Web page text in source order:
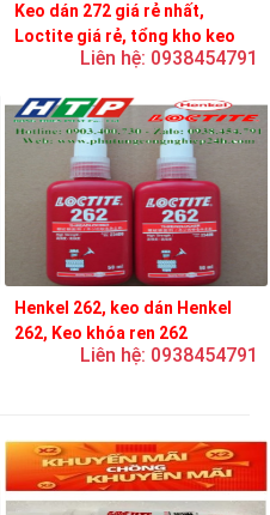
Keo dán 272 giá rẻ nhất,
Loctite giá rẻ, tổng kho keo
Liên hệ: 0938454791
Henkel 262, keo dán Henkel
262, Keo khóa ren 262
Liên hệ: 0938454791